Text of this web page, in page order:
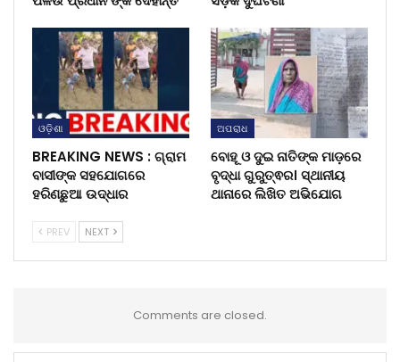
ଓଡ଼ିଶା
BREAKING NEWS : ଗ୍ରାମ
ବାସୀଙ୍କ ସହଯୋଗରେ
ହରିଣଛୁଆ ଉଦ୍ଧାର
ଅପରାଧ
ବୋହୂ ଓ ଦୁଇ ନାତିଙ୍କ ମାଡ଼ରେ
ବୃଦ୍ଧା ଗୁରୁତ୍ଵର। ସ୍ଥାନୀୟ
ଥାନାରେ ଲିଖିତ ଅଭିଯୋଗ
PREV NEXT
Comments are closed.